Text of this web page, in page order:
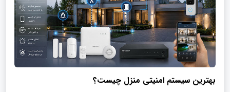
بهترین سیستم امنیتی منزل چیست؟